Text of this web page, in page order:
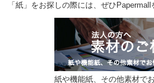
「紙」をお探しの際には、ぜひPapermall
紙や機能紙、その他素材で